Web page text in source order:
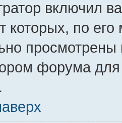
включил
которых, по
форума